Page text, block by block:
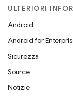
ULTERIORI
Android
Android for
Sicurezza
Source
Notizie